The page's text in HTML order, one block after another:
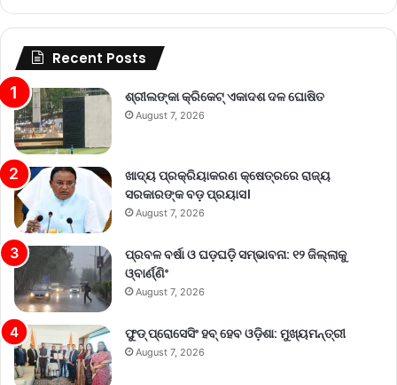
Recent Posts
ଶ୍ରୀଲଙ୍କା କ୍ରିକେଟ୍‌ ଏକାଦଶ ଦଳ ଘୋଷିତ
August 7, 2026
ଖାଦ୍ୟ ପ୍ରକ୍ରିୟାକରଣ କ୍ଷେତ୍ରରେ ରାଜ୍ୟ
ସରକାରଙ୍କ ବଡ଼ ପ୍ରୟାସ।
August 7, 2026
ପ୍ରବଳ ବର୍ଷା ଓ ଘଡ଼ଘଡ଼ି ସମ୍ଭାବନା: ୧୨ ଜିଲ୍ଲାକୁ
ଓ୍ବାର୍ଣ୍ଣିଂ
August 7, 2026
ଫୁଡ୍ ପ୍ରୋସେସିଂ ହବ୍ ହେବ ଓଡ଼ିଶା: ମୁଖ୍ୟମନ୍ତ୍ରୀ
August 7, 2026